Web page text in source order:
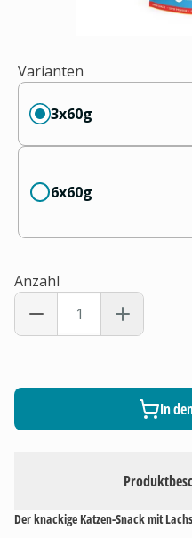
Der knackige Katzen-Snack mit
Varianten
3x60g
6x60g
Anzahl
In